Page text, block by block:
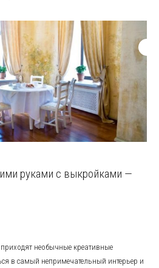
руками с выкройками —
необычные креативные
в самый непримечательный интерьер и